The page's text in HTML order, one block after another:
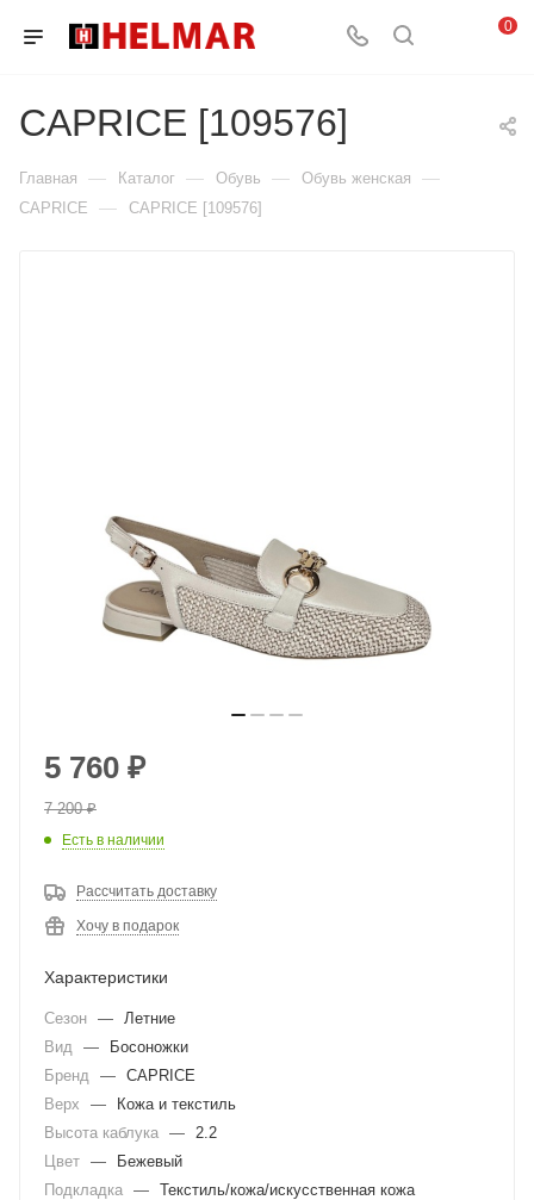
0
CAPRICE [109576]
Главная — Каталог — Обувь — Обувь женская —
CAPRICE — CAPRICE [109576]
5 760 ₽
7 200₽
Есть в наличии
Рассчитать доставку
Хочу в подарок
Характеристики
Сезон —
Летние
Вид
—
Босоножки
Бренд
— CAPRICE
Верх
—
Кожа и текстиль
Высота каблука —
2.2
Цвет —
Бежевый
Подкладка — Текстиль/кожа/искусственная кожа